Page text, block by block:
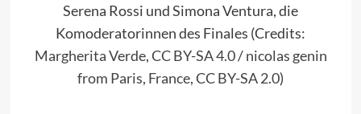
Serena Rossi und Simona Ventura, die
Komoderatorinnen des Finales (Credits:
Margherita Verde,CC BY-SA 4.0/nicolas genin
from Paris, France,CC BY-SA 2.0)